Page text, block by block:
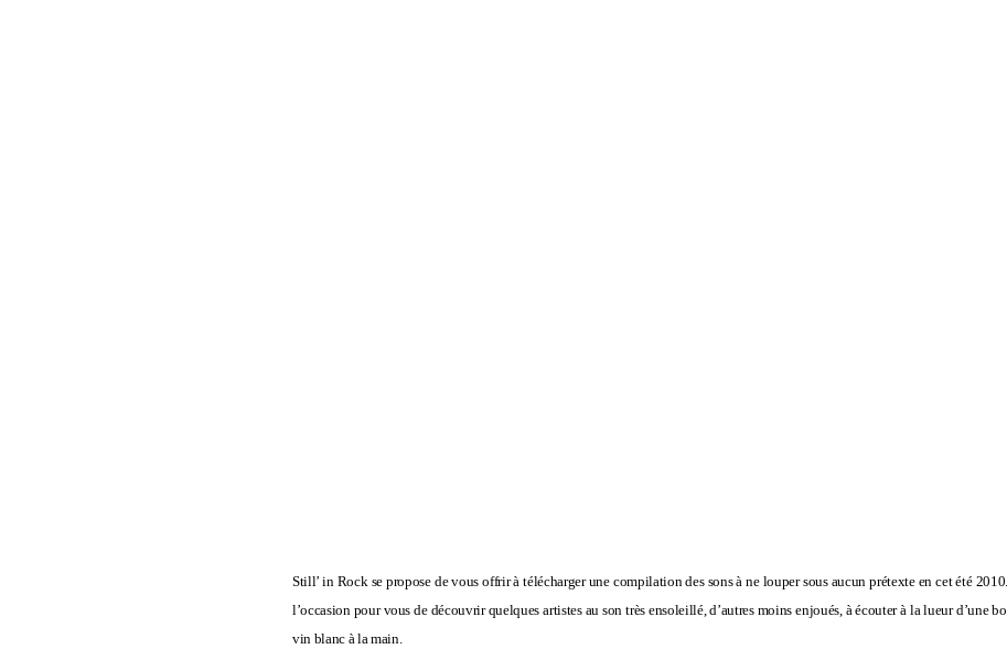
Still’ in Rock se propose de vous offrir à télécharger une compilation des sons à ne louper sous aucun prétexte en cet été
l’occasion pour vous de découvrir quelques artistes au son très ensoleillé, d’autres moins enjoués, à écouter à la lueur d’une
vin blanc à la main.